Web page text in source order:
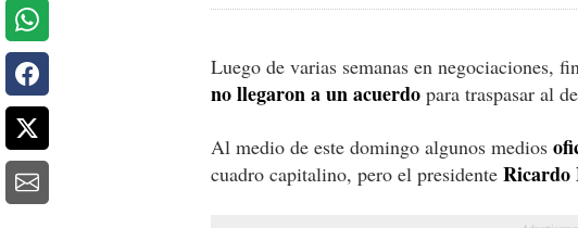
Luego de varias semanas en negociaciones,
no llegaron a un acuerdo para traspasar al
Al medio de este domingo algunos medios
cuadro capitalino, pero el presidente Ricardo